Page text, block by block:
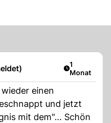
Artikel
1
Monat
einen
und jetzt
mit dem"... Schön